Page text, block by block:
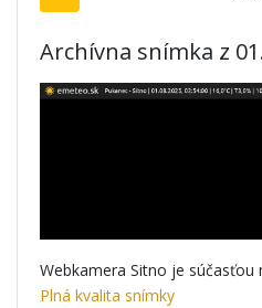
Archívna snímka z
Webkamera Sitno je súčasťou
Plná kvalita snímky